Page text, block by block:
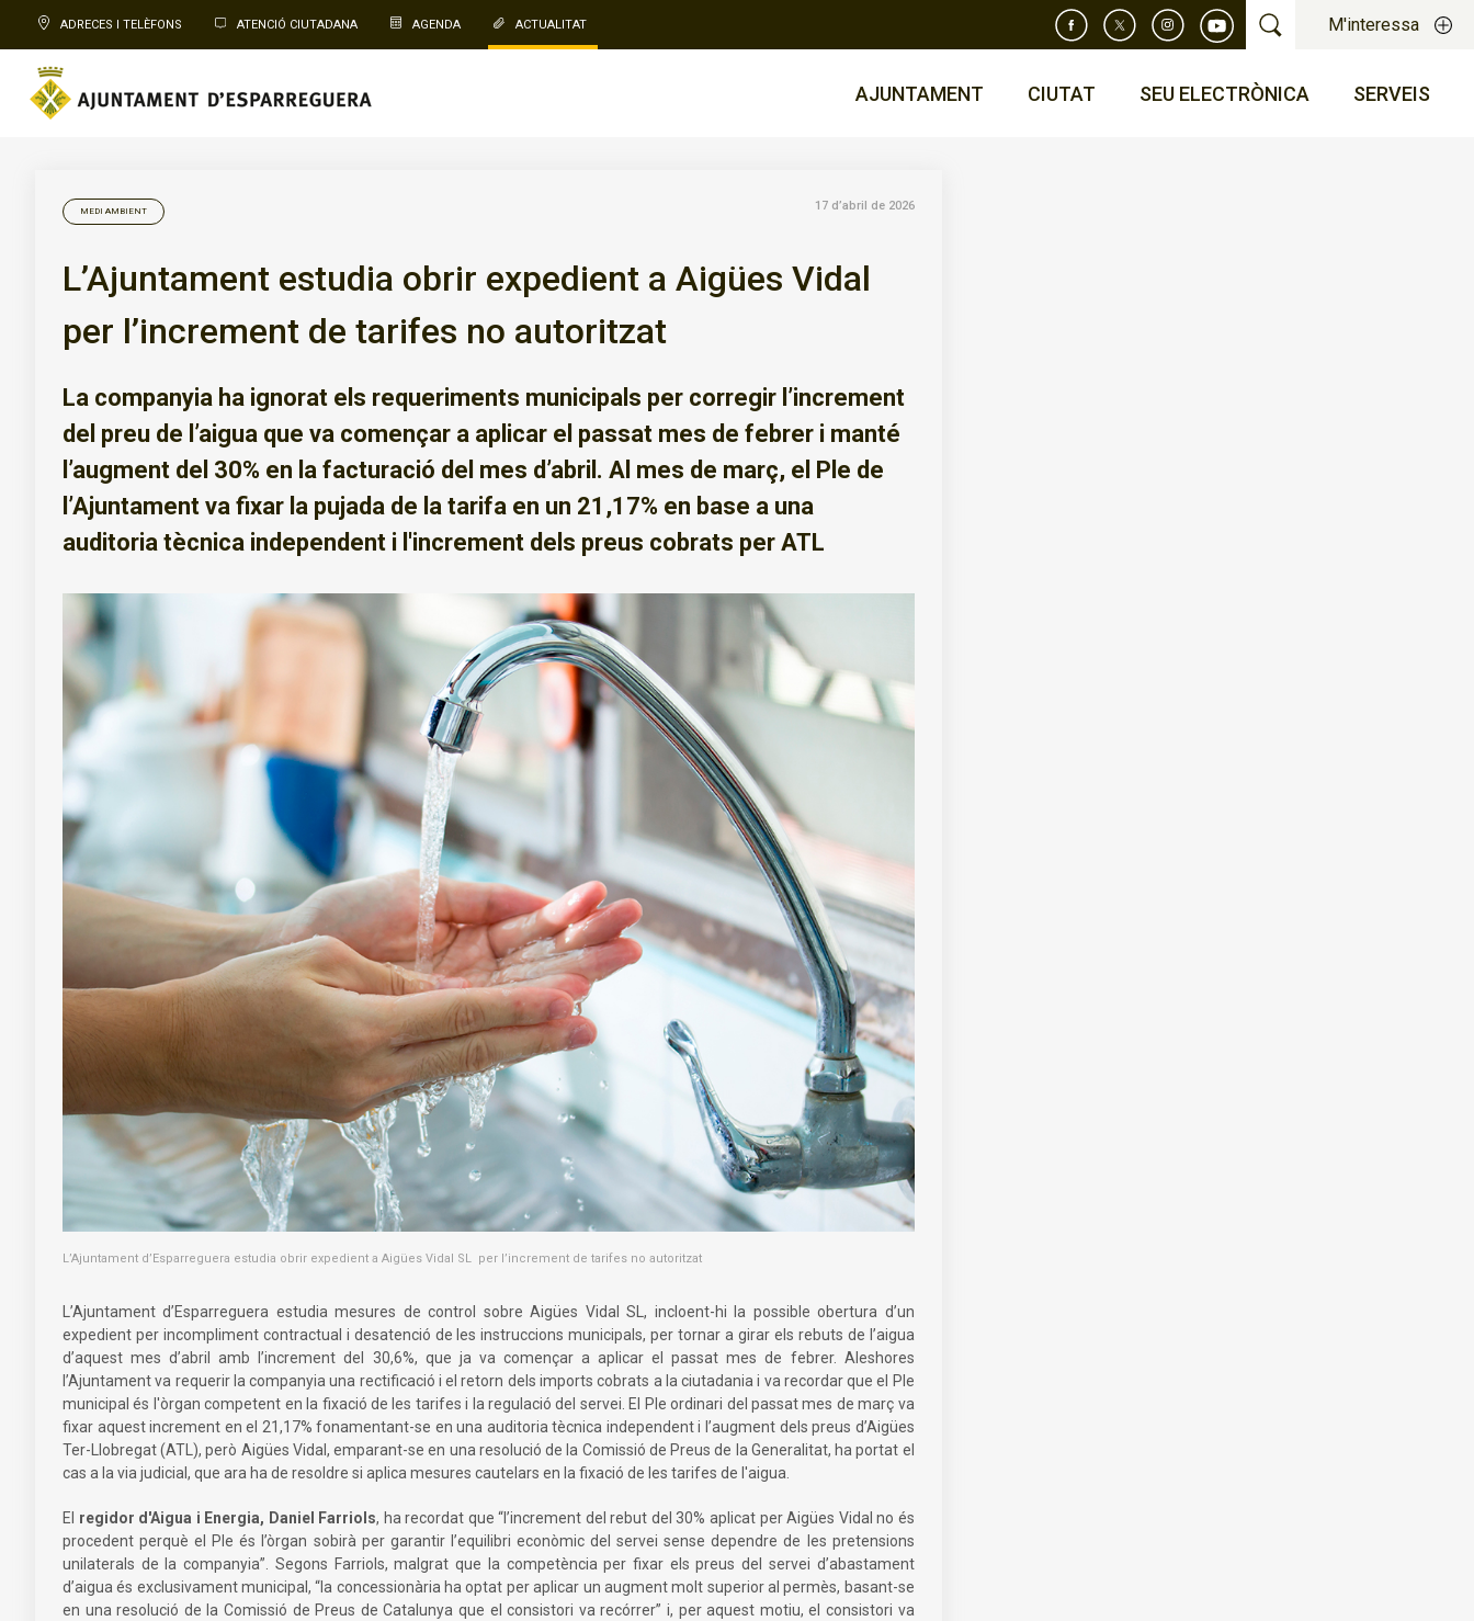
ADRECES I TELÈFONS ATENCIÓ CIUTADANA AGENDA ACTUALITAT M'interessa
AJUNTAMENT CIUTAT SEU ELECTRÒNICA SERVEIS
MEDI AMBIENT 17 d’abril de 2026
L’Ajuntament estudia obrir expedient a Aigües Vidal
per l’increment de tarifes no autoritzat
La companyia ha ignorat els requeriments municipals per corregir l’increment
del preu de l’aigua que va començar a aplicar el passat mes de febrer i manté
l’augment del 30% en la facturació del mes d’abril. Al mes de març, el Ple de
l’Ajuntament va fixar la pujada de la tarifa en un 21,17% en base a una
auditoria tècnica independent i l'increment dels preus cobrats per ATL
L’Ajuntament d’Esparreguera estudia obrir expedient a Aigües Vidal SL per l’increment de tarifes no autoritzat
L’Ajuntament d’Esparreguera estudia mesures de control sobre Aigües Vidal SL, incloent-hi la possible obertura d’un
expedient per incompliment contractual i desatenció de les instruccions municipals, per tornar a girar els rebuts de l’aigua
d’aquest mes d’abril amb l’increment del 30,6%, que ja va començar a aplicar el passat mes de febrer. Aleshores
l’Ajuntament va requerir la companyia una rectificació i el retorn dels imports cobrats a la ciutadania i va recordar que el Ple
municipal és l'òrgan competent en la fixació de les tarifes i la regulació del servei. El Ple ordinari del passat mes de març va
fixar aquest increment en el 21,17% fonamentant-se en una auditoria tècnica independent i l’augment dels preus d’Aigües
Ter-Llobregat (ATL), però Aigües Vidal, emparant-se en una resolució de la Comissió de Preus de la Generalitat, ha portat el
cas a la via judicial, que ara ha de resoldre si aplica mesures cautelars en la fixació de les tarifes de l'aigua.
El regidor d'Aigua i Energia, Daniel Farriols, ha recordat que “l’increment del rebut del 30% aplicat per Aigües Vidal no és
procedent perquè el Ple és l’òrgan sobirà per garantir l’equilibri econòmic del servei sense dependre de les pretensions
unilaterals de la companyia”. Segons Farriols, malgrat que la competència per fixar els preus del servei d’abastament
d’aigua és exclusivament municipal, “la concessionària ha optat per aplicar un augment molt superior al permès, basant-se
en una resolució de la Comissió de Preus de Catalunya que el consistori va recórrer” i, per aquest motiu, el consistori va